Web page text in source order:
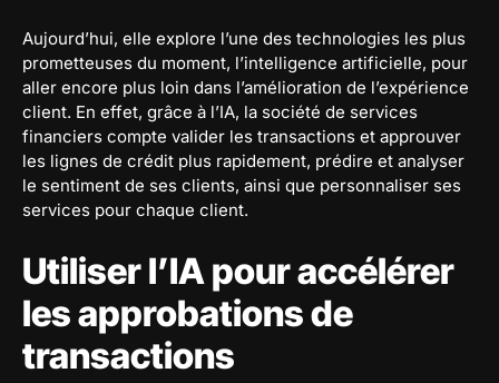
Aujourd’hui, elle explore l’une des technologies les plus
prometteuses du moment, l’intelligence artificielle, pour
aller encore plus loin dans l’amélioration de l’expérience
client. En effet, grâce à l’IA, la société de services
financiers compte valider les transactions et approuver
les lignes de crédit plus rapidement, prédire et analyser
le sentiment de ses clients, ainsi que personnaliser ses
services pour chaque client.
Utiliser l’IA pour accélérer
les approbations de
transactions